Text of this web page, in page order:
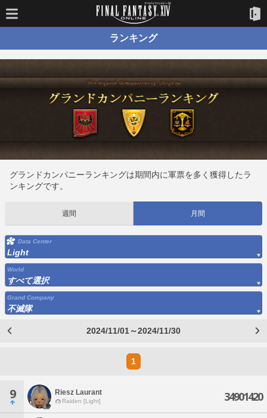
ランキング
グランドカンパニーランキングは期間内に軍票を多く獲得したラ
ンキングです。
週間 月間
Data Center
Light
World
すべて選択
Grand Company
不滅隊
2024/11/01～2024/11/30
1
9 Riesz Laurant
Raiden [Light] 34901420